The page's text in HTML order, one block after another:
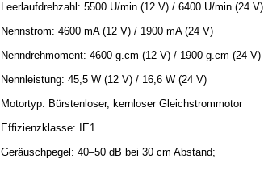
Leerlaufdrehzahl: 5500 U/min (12 V) / 6400 U/min (24 V)
Nennstrom: 4600 mA (12 V) / 1900 mA (24 V)
Nenndrehmoment: 4600 g.cm (12 V) / 1900 g.cm (24 V)
Nennleistung: 45,5 W (12 V) / 16,6 W (24 V)
Motortyp: Bürstenloser, kernloser Gleichstrommotor
Effizienzklasse: IE1
Geräuschpegel: 40–50 dB bei 30 cm Abstand;